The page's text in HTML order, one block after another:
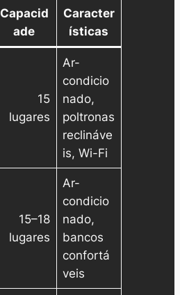
Capacid
ade
Caracter
ísticas
15
lugares
Ar-
condicio
nado,
poltronas
reclináve
is, Wi-Fi
15–18
lugares
Ar-
condicio
nado,
bancos
confortá
veis